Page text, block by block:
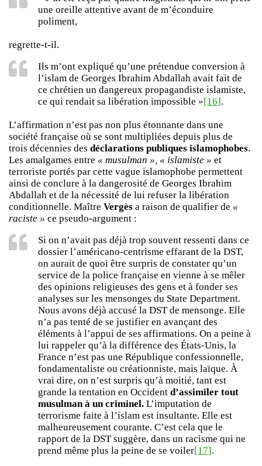
une oreille attentive avant de m’éconduire
poliment,
regrette-t-il.
Ils m’ont expliqué qu’une prétendue conversion à
l’islam de Georges Ibrahim Abdallah avait fait de
ce chrétien un dangereux propagandiste islamiste,
ce qui rendait sa libération impossible »[16].
L’affirmation n’est pas non plus étonnante dans une
société française où se sont multipliées depuis plus de
trois décennies des déclarations publiques islamophobes.
Les amalgames entre « musulman », « islamiste » et
terroriste portés par cette vague islamophobe permettent
ainsi de conclure à la dangerosité de Georges Ibrahim
Abdallah et de la nécessité de lui refuser la libération
conditionnelle. Maître Vergès a raison de qualifier de «
raciste » ce pseudo-argument :
Si on n’avait pas déjà trop souvent ressenti dans ce
dossier l’américano-centrisme effarant de la DST,
on aurait de quoi être surpris de constater qu’un
service de la police française en vienne à se mêler
des opinions religieuses des gens et à fonder ses
analyses sur les mensonges du State Department.
Nous avons déjà accusé la DST de mensonge. Elle
n’a pas tenté de se justifier en avançant des
éléments à l’appui de ses affirmations. On a peine à
lui rappeler qu’à la différence des États-Unis, la
France n’est pas une République confessionnelle,
fondamentaliste ou créationniste, mais laïque. À
vrai dire, on n’est surpris qu’à moitié, tant est
grande la tentation en Occident d’assimiler tout
musulman à un criminel. L’imputation de
terrorisme faite à l’islam est insultante. Elle est
malheureusement courante. C’est cela que le
rapport de la DST suggère, dans un racisme qui ne
prend même plus la peine de se voiler[17].